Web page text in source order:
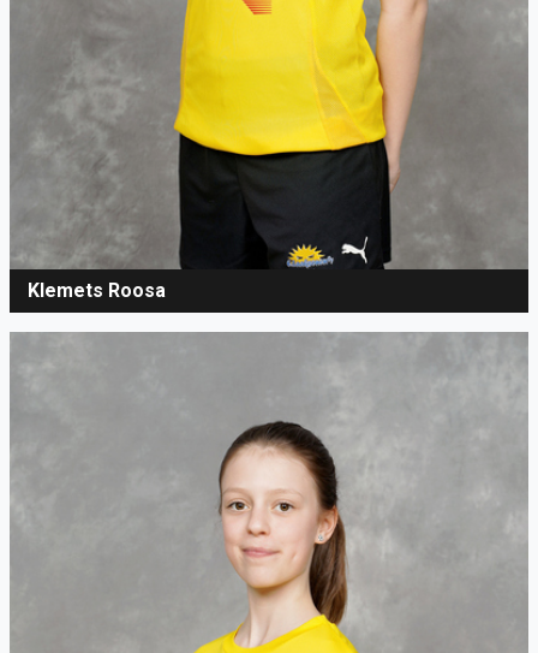
Klemets Roosa